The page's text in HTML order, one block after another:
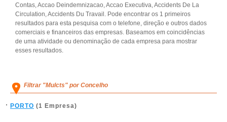
Contas, Accao Deindemnizacao, Accao Executiva, Accidents De La
Circulation, Accidents Du Travail. Pode encontrar os 1 primeiros
resultados para esta pesquisa com o telefone, direção e outros dados
comerciais e financeiros das empresas. Baseamos em coincidências
de uma atividade ou denominação de cada empresa para mostrar
esses resultados.
Filtrar "Mulcts" por Concelho
PORTO (1 Empresa)